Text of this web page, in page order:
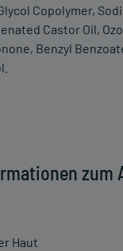
Copolymer,
Castor Oil,
Benzyl
zum
Haut